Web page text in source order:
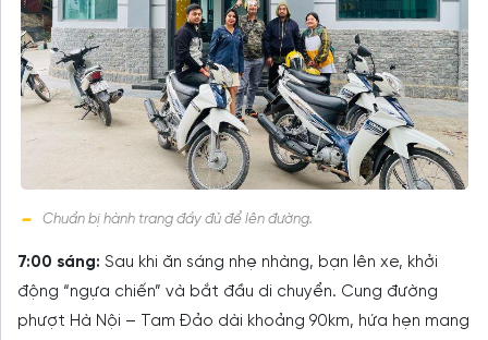
Chuẩn bị hành trang đầy đủ để lên đường.
7:00 sáng: Sau khi ăn sáng nhẹ nhàng, bạn lên xe, khởi
động “ngựa chiến” và bắt đầu di chuyển. Cung đường
phượt Hà Nội – Tam Đảo dài khoảng 90km, hứa hẹn mang